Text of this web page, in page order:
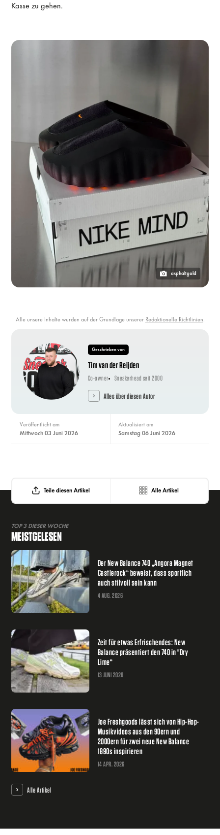
Kasse zu gehen.
asphaltgold
Alle unsere Inhalte wurden auf der Grundlage unserer Redaktionelle Richtlinien.
Geschrieben von
Tim van der Reijden
Co-owner Sneakerhead seit 2000
Alles über diesen Autor
Veröffentlicht am
Mittwoch 03 Juni 2026
Aktualisiert am
Samstag 06 Juni 2026
Teile diesen Artikel Alle Artikel
TOP 3 DIESER WOCHE
MEISTGELESEN
Der New Balance 740 „Angora Magnet
Castlerock“ beweist, dass sportlich
auch stilvoll sein kann
4 AUG. 2026
Zeit für etwas Erfrischendes: New
Balance präsentiert den 740 in "Dry
Lime“
13 JUNI 2026
Joe Freshgoods lässt sich von Hip-Hop-
Musikvideos aus den 90ern und
2000ern für zwei neue New Balance
1890s inspirieren
14 APR. 2026
Alle Artikel